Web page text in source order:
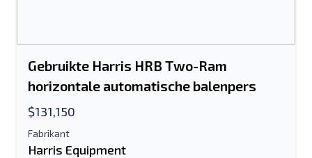
E-mailadres
Mobiel
Gebruikte Harris HRB Two-Ram
horizontale automatische balenpers
$131,150
Fabrikant
Harris Equipment